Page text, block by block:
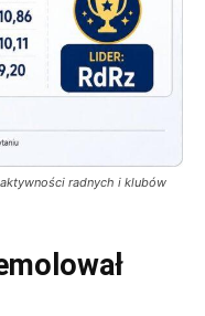
radnych i klubów